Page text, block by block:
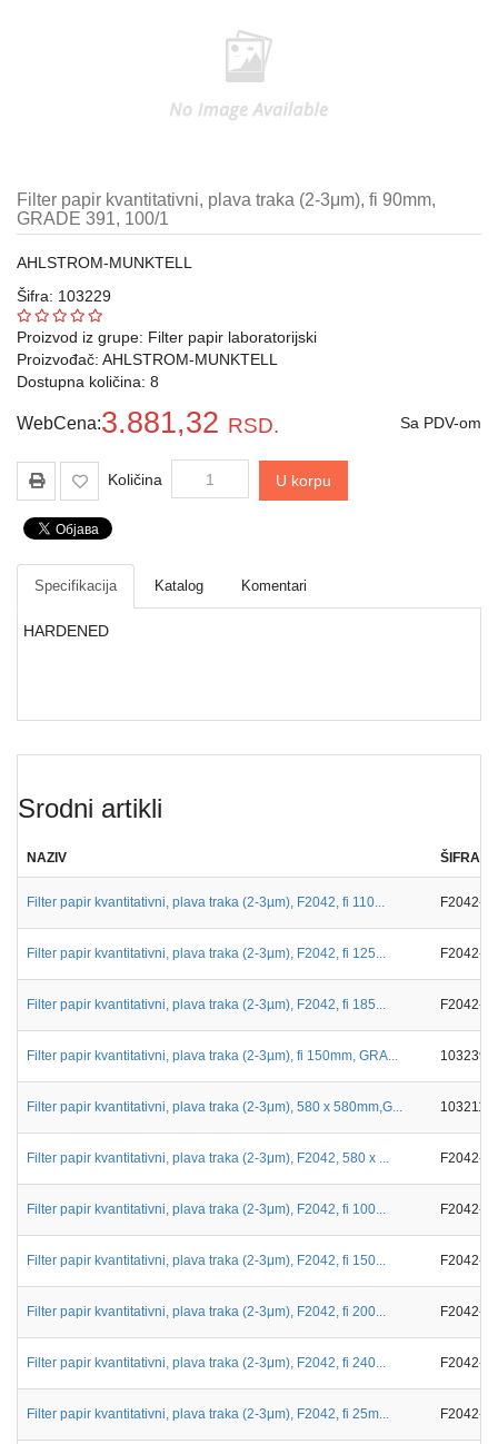
laboratorijski
Gumeni
proizvodi
za
laboratoriju
Razno
aparati
Drveni
pribor
Papir
namene
Filter papir kvantitativni, plava traka (2-3μm), fi 90mm,
GRADE 391, 100/1
AHLSTROM-MUNKTELL
Šifra: 103229
Proizvod iz grupe: Filter papir laboratorijski
Proizvođač: AHLSTROM-MUNKTELL
Dostupna količina: 8
WebCena:3.881,32 RSD. Sa PDV-om
Količina U korpu
Specifikacija Katalog Komentari
HARDENED
Srodni artikli
NAZIV ŠIFRA
Filter papir kvantitativni, plava traka (2-3µm), F2042, fi 110... F2042-
Filter papir kvantitativni, plava traka (2-3µm), F2042, fi 125... F2042-
Filter papir kvantitativni, plava traka (2-3µm), F2042, fi 185... F2042-
Filter papir kvantitativni, plava traka (2-3µm), fi 150mm, GRA... 103239
Filter papir kvantitativni, plava traka (2-3μm), 580 x 580mm,G... 103211
Filter papir kvantitativni, plava traka (2-3μm), F2042, 580 x ... F2042-
Filter papir kvantitativni, plava traka (2-3μm), F2042, fi 100... F2042-
Filter papir kvantitativni, plava traka (2-3μm), F2042, fi 150... F2042-
Filter papir kvantitativni, plava traka (2-3μm), F2042, fi 200... F2042-
Filter papir kvantitativni, plava traka (2-3μm), F2042, fi 240... F2042-
Filter papir kvantitativni, plava traka (2-3μm), F2042, fi 25m... F2042-